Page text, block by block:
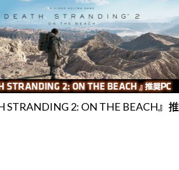
STRANDING 2: ON THE BEACH』推